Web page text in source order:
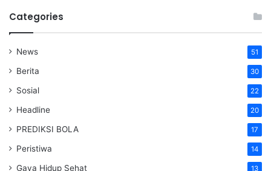
Categories
News 51
Berita 30
Sosial 22
Headline 20
PREDIKSI BOLA 17
Peristiwa 14
Gaya Hidup Sehat 13